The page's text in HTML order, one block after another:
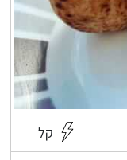
קל